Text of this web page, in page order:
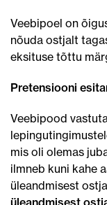
Veebipoel on
nõuda ostjalt
eksituse tõttu
Pretensiooni
Veebipood
mis oli olemas
ilmneb kuni kahe
üleandmisest
üleandmisest